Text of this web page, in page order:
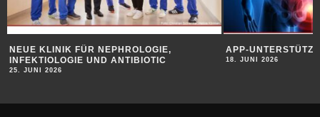
NEUE KLINIK FÜR NEPHROLOGIE,
INFEKTIOLOGIE UND ANTIBIOTIC
25. JUNI 2026
APP-
18. JUNI 2026